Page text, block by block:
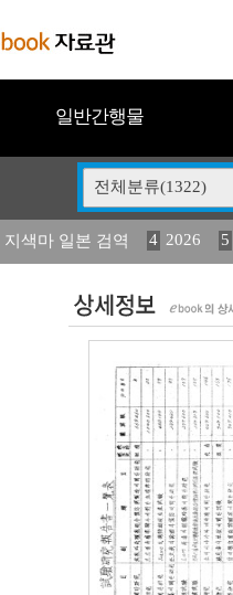
일반간행물
전체분류(1322)
지색마 일본 검역 4 2026
5
식물 도감 13 媛 異 14